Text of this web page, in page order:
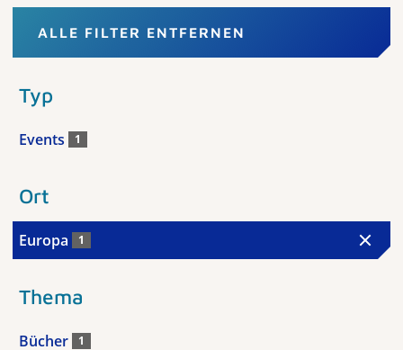
ALLE FILTER ENTFERNEN
Typ
Events 1
Ort
Europa 1
Thema
Bücher 1